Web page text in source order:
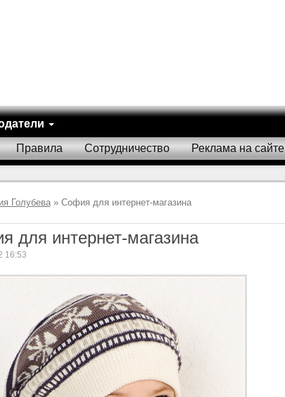
Правила Сотрудничество Реклама на сайте
Голубева» София для интернет-магазина
для интернет-магазина
16:53